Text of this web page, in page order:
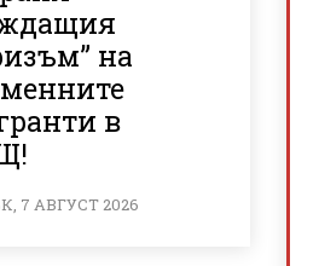
на
в
7 АВГУСТ 2026